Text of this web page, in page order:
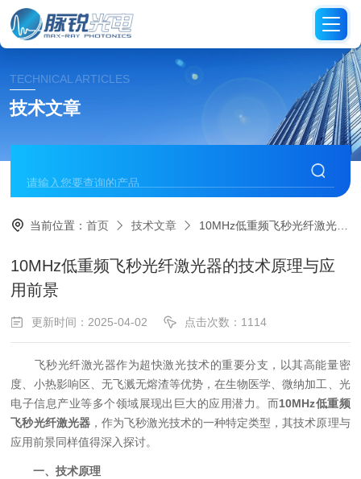
TECHNICAL ARTICLES
技术文章
当前位置：首页 技术文章 10MHz低重频飞秒光纤激光器的技术原理与应用前景
10MHz低重频飞秒光纤激光器的技术原理与应
用前景
更新时间：2025-04-02 点击次数：1114
飞秒光纤激光器作为超快激光技术的重要分支，以其高能量密
度、小热影响区、无飞溅无熔渣等优势，在生物医学、微纳加工、光
电子信息产业等多个领域展现出巨大的应用潜力。而10MHz低重频
飞秒光纤激光器，作为飞秒激光技术的一种特定类型，其技术原理与
应用前景同样值得深入探讨。
一、技术原理